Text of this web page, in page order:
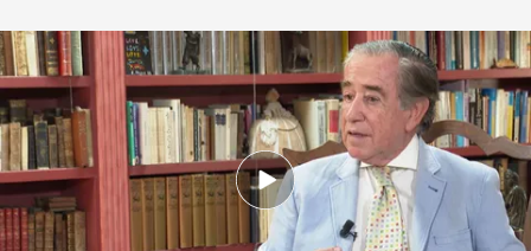
Entrevista completa a Enrique Rojas Imagen: Fernando González y Luis
Quintana
Miguel Manso
12 JUL 2024 - 15:15h.
El catedrático de Psiquiatría publica